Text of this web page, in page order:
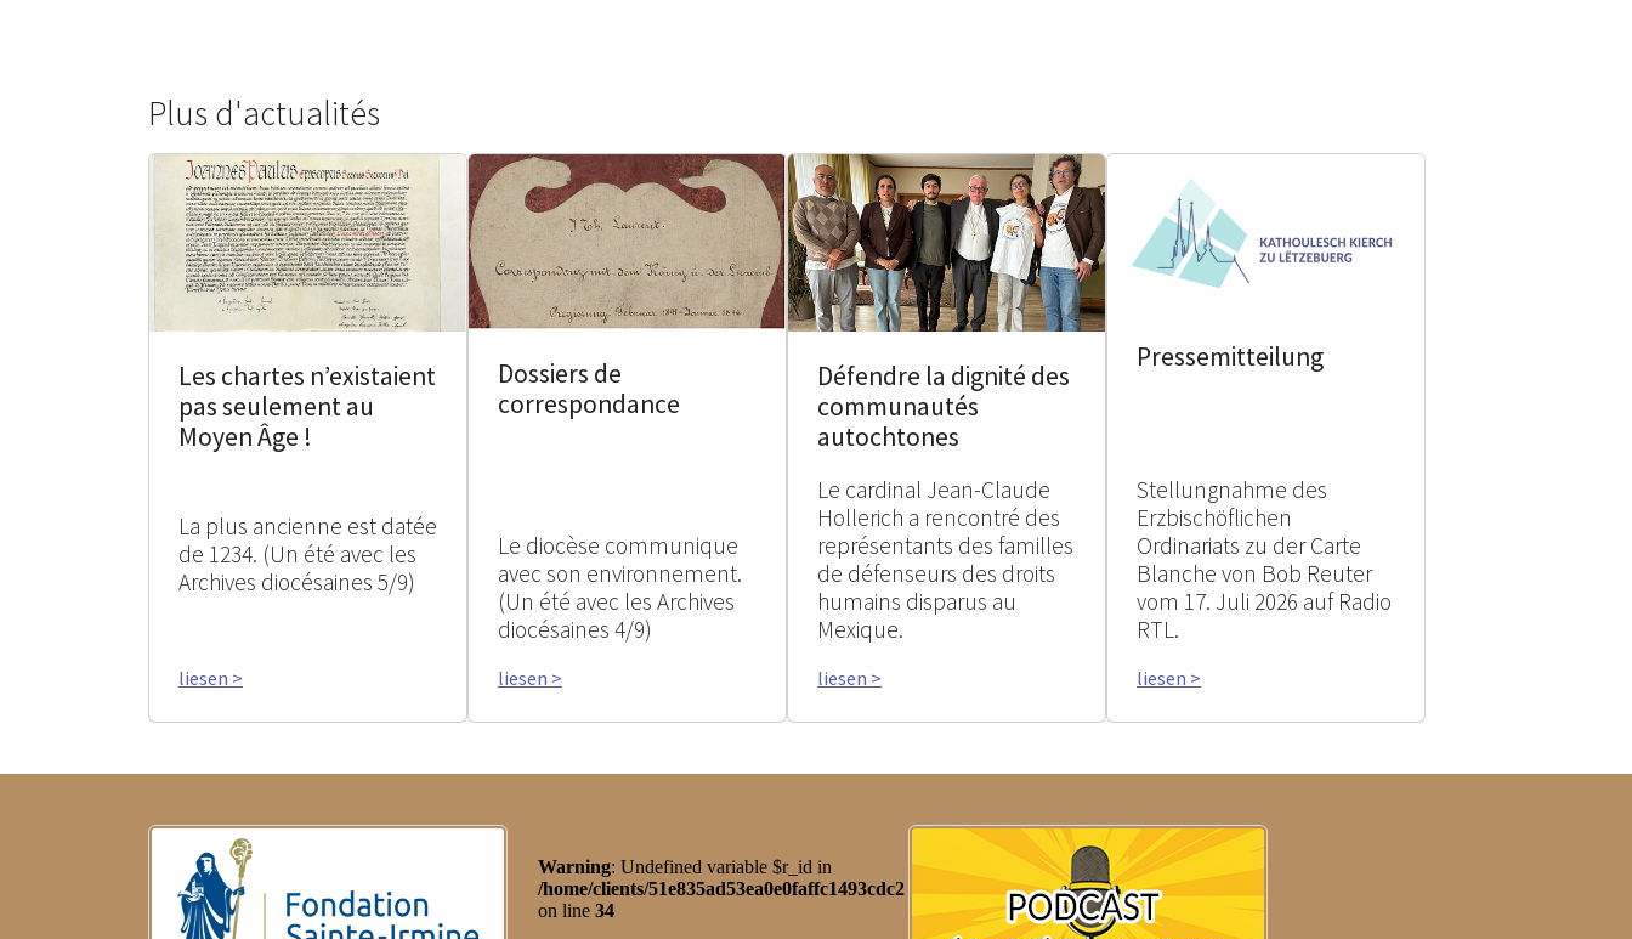
Plus d'actualités
Les chartes n’existaient
pas seulement au
Moyen Âge !
La plus ancienne est datée
de 1234. (Un été avec les
Archives diocésaines 5/9)
liesen >
Dossiers de
correspondance
Le diocèse communique
avec son environnement.
(Un été avec les Archives
diocésaines 4/9)
liesen >
Défendre la dignité des
communautés
autochtones
Le cardinal Jean-Claude
Hollerich a rencontré des
représentants des familles
de défenseurs des droits
humains disparus au
Mexique.
liesen >
Pressemitteilung
Stellungnahme des
Erzbischöflichen
Ordinariats zu der Carte
Blanche von Bob Reuter
vom 17. Juli 2026 auf Radio
RTL.
liesen >